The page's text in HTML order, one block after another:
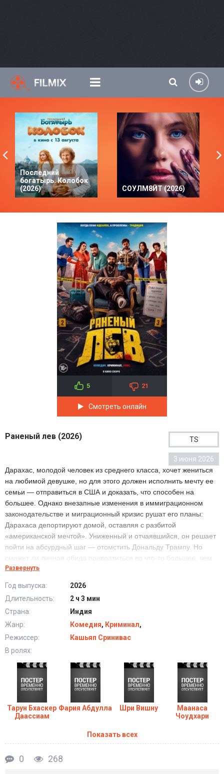
Последний
богатырь. Колобок
(2026)
СОУЛМ8ЙТ (2026)
5 21
Смотреть онлайн
Раненый лев (2026) TS
3 июня 2026
Дарахас, молодой человек из среднего класса, хочет жениться
на любимой девушке, но для этого должен исполнить мечту ее
семьи — отправиться в США и доказать, что способен на
большее. Однако внезапные изменения в иммиграционном
законодательстве и миграционный кризис рушат его планы:
Дарахаса депортируют домой, оставляя с разбитой
«американской мечтой». Униженный и отчаявшийся, он решает
пойти на абсурдный шаг — отомстить Дональду Трампу. Но
сможет ли личная обида превратиться во что-то большее, чем
безумная затея?
Раненый лев (2026) в хорошем качестве HD
Развернуть
Год выпуска:
2026
Длительность:
2 ч 3 мин
Страна:
Индия
Жанр:
Комедия, Криминал,
Режиссер:
Кашьяп Сринивас
В ролях:
Тарун Бхаскер
Даассиам
Фария Абдулла Шри Вишну
Маанаса
Чоудхари
Показать всех
0 268